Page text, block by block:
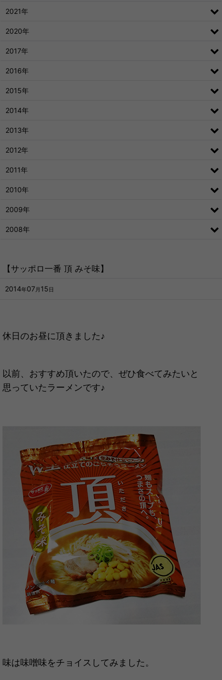
【サッポロ一番 頂 みそ味】
2014年07 月 15 日
休日のお昼に頂きました♪
以前、おすすめ頂いたので、ぜひ食べてみたいと
思っていたラーメンです♪
味は味噌味をチョイスしてみました。
2021年
2020年
2017年
2016年
2015年
2014年
2013年
2012年
2011年
2010年
2009年
2008年